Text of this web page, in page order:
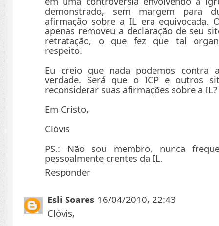
demonstrado, sem margem para
afirmação sobre a IL era equivocada.
apenas removeu a declaração de seu
retratação, o que fez que tal
respeito.
Eu creio que nada podemos contra
verdade. Será que o ICP e outros
reconsiderar suas afirmações sobre a IL?
Em Cristo,
Clóvis
PS.: Não sou membro, nunca
pessoalmente crentes da IL.
Responder
Esli Soares 16/04/2010, 22:43
Clóvis,